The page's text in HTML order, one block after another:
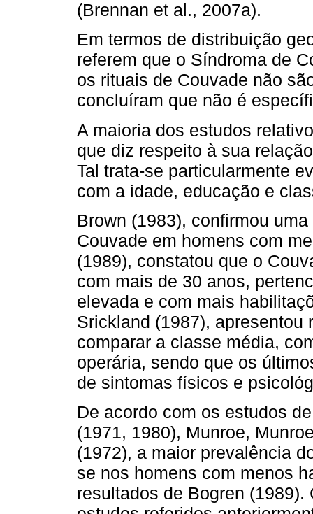
(Brennan et al., 2007a).
Em termos de distribuição
referem que o Síndroma de
os rituais de Couvade não
concluíram que não é
A maioria dos estudos
que diz res­peito à sua
Tal trata-se particularmente
com a idade, educação e
Brown (1983), confirmou
Couvade em homens com
(1989), constatou que o
com mais de 30 anos,
elevada e com mais
Srickland (1987), apresentou
comparar a classe média,
operária, sendo que os
de sintomas físicos e
De acordo com os estudos
(1971, 1980), Munroe,
(1972), a maior prevalência
se nos homens com menos
resultados de Bogren